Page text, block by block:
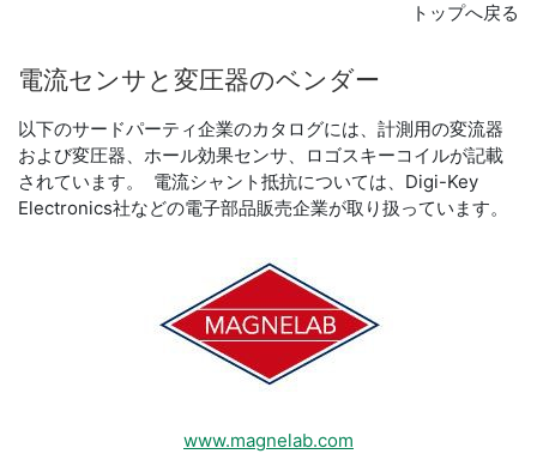
トップへ戻る
電流センサ と 変圧器のベンダー
以下のサードパーティ企業のカタログには、計測用の変流器
および変圧器、ホール効果センサ、ロゴスキーコイルが記載
されています。 電流シャント抵抗については、Digi-Key
Electronics社などの電子部品販売企業が取り扱っています。
www.magnelab.com